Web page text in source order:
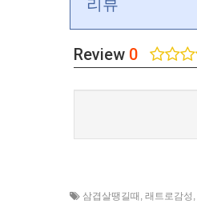
리뷰
Review 0
삼겹살땡길때 , 래트로감성 ,